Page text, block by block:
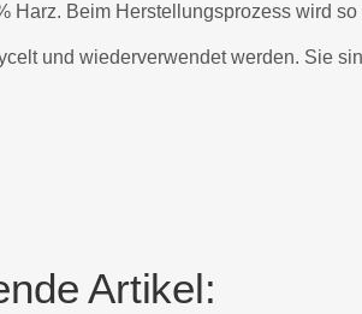
Harz. Beim Herstellungsprozess wird
und wiederverwendet werden. Sie
Artikel: